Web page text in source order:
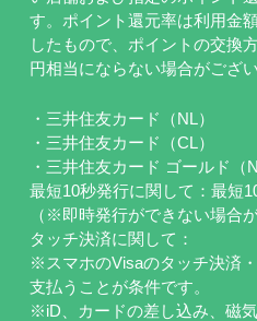
す。ポイント還元率は利用金
したもので、ポイントの交換
円相当にならない場合がござい
・三井住友カード（NL）
・三井住友カード（CL）
・三井住友カード ゴールド（
最短10秒発行に関して：最短
（※即時発行ができない場合
タッチ決済に関して：
※スマホのVisaのタッチ決済
支払うことが条件です。
※iD、カードの差し込み、磁